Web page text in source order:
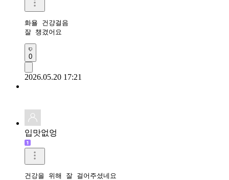
화욜 건걍걸음
잘 챙겼어요
0
2026.05.20 17:21
입맛없엉
건강을 위해 잘 걸어주셨네요